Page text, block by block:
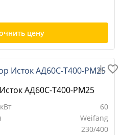
цену
АД60С-Т400-РМ25
60
Weifang
230/400